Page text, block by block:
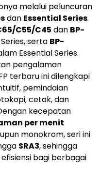
melalui peluncuran
dan Essential Series.
C55/C45 dan BP-
serta BP-
Essential Series.
pengalaman
terbaru ini dilengkapi
pemindaian
cetak, dan
kecepatan
per menit
monokrom, seri ini
SRA3, sehingga
bagi berbagai